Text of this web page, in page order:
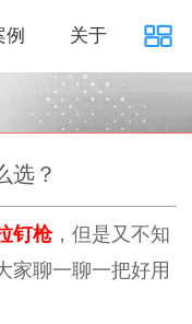
例 关于
选？
钉枪，但是又不知
家聊一聊一把好用